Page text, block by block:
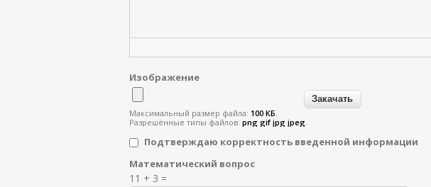
Изображение
Максимальный размер файла: 100 КБ.
Разрешённые типы файлов: png gif jpg jpeg.
Подтверждаю корректность введенной информации
Я спамер
Математический вопрос
11 + 3 =